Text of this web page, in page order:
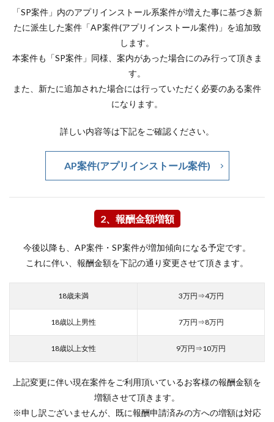
「SP案件」内のアプリインストール系案件が増えた事に基づき新
たに派生した案件「AP案件(アプリインストール案件)」を追加致
します。
本案件も「SP案件」同様、案内があった場合にのみ行って頂きま
す。
また、新たに追加された場合には行っていただく必要のある案件
になります。
詳しい内容等は下記をご確認ください。
AP案件(アプリインストール案件)
2、報酬金額増額
今後以降も、AP案件・SP案件が増加傾向になる予定です。
これに伴い、報酬金額を下記の通り変更させて頂きます。
18歳未満 3万円⇒4万円
18歳以上男性 7万円⇒8万円
18歳以上女性 9万円⇒10万円
上記変更に伴い現在案件をご利用頂いているお客様の報酬金額を
増額させて頂きます。
※申し訳ございませんが、既に報酬申請済みの方への増額は対応